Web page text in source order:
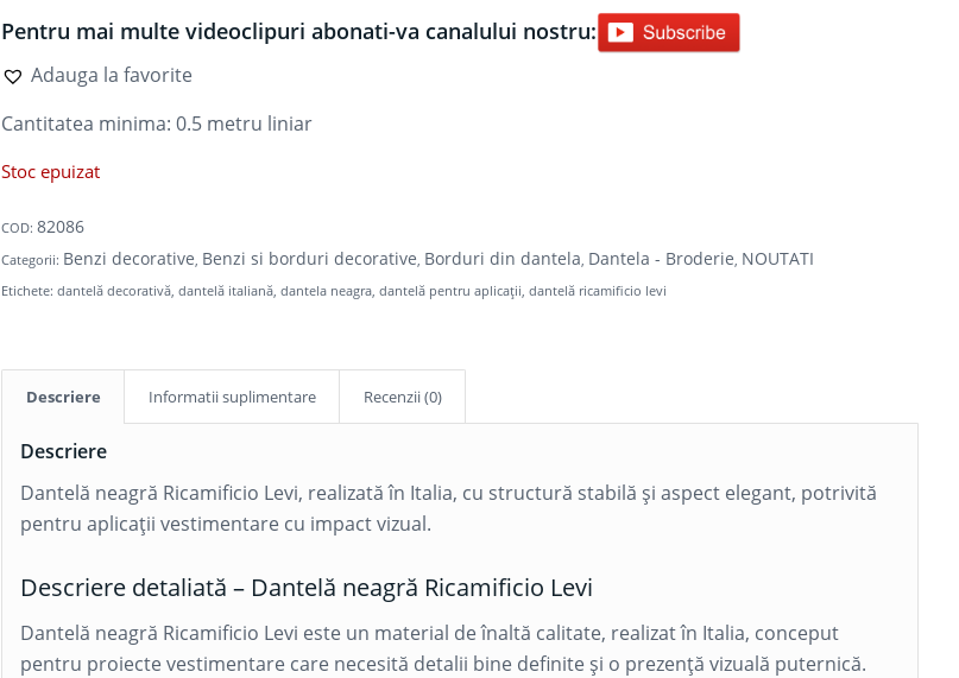
Pentru mai multe videoclipuri abonati-va canalului nostru:
Adauga la favorite
Cantitatea minima: 0.5 metru liniar
Stoc epuizat
COD:82086
Categorii: Benzi decorative Benzi si borduri decorative Borduri din dantela Dantela - Broderie NOUTATI
Etichete:dantelă decorativă ,dantelă italiană ,dantela neagra ,dantelă pentru aplicații ,dantelă ricamificio levi
Descriere Informatii suplimentare Recenzii (0)
Descriere
Dantelă neagră Ricamificio Levi, realizată în Italia, cu structură stabilă și aspect elegant, potrivită
pentru aplicații vestimentare cu impact vizual.
Descriere detaliată – Dantelă neagră Ricamificio Levi
Dantelă neagră Ricamificio Levi este un material de înaltă calitate, realizat în Italia, conceput
pentru proiecte vestimentare care necesită detalii bine definite și o prezență vizuală puternică.